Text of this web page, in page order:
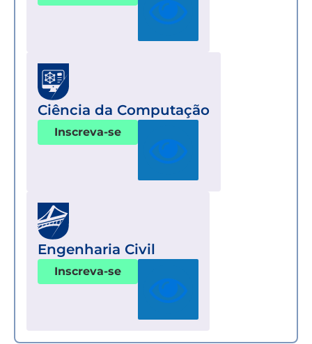
Ciência da Computação
Inscreva-se
Engenharia Civil
Inscreva-se